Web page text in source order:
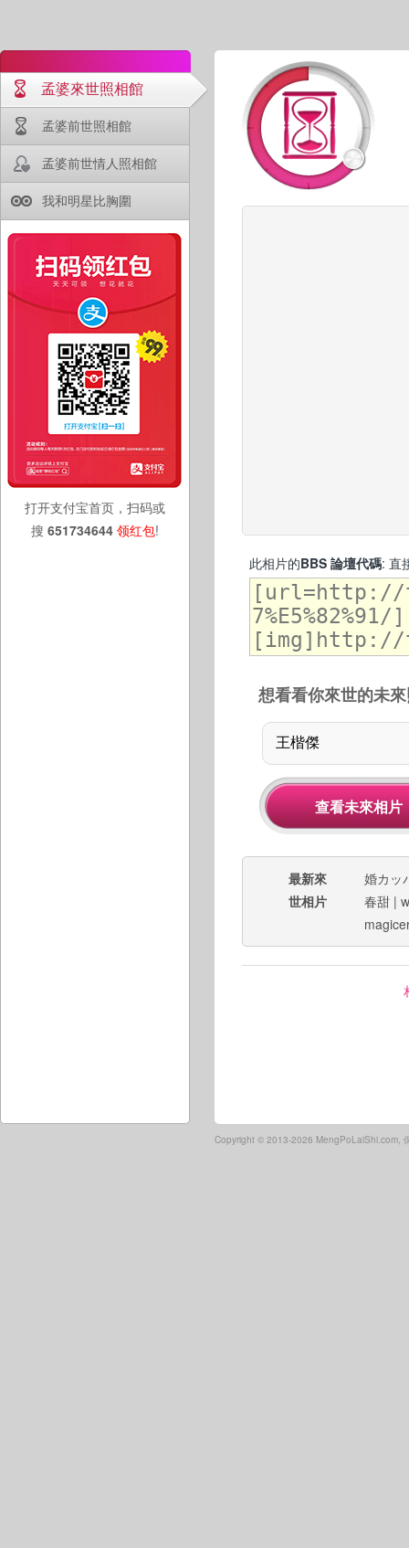
孟婆來世照相館
孟婆前世照相館
孟婆前世情人照相館
我和明星比胸圍
打开支付宝首页，扫码或
搜 651734644 领红包!
此相片的BBS 論壇代碼: 直
想看看你來世的未
最新來
世相片
婚カッ
春甜 |
Copyright © 2013-2026 MengPoLaiShi.com,